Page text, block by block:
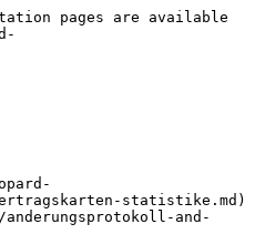
pages are available
ertragskarten-statistike.md)
and-